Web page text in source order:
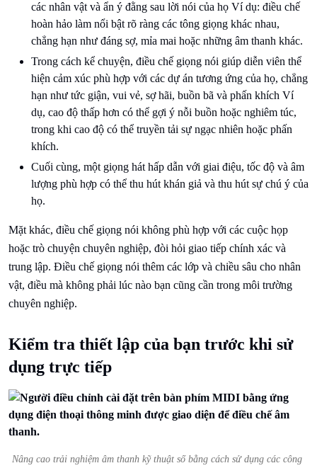
các nhân vật và ẩn ý đằng sau lời nói của họ Ví dụ: điều chế
hoàn hảo làm nổi bật rõ ràng các tông giọng khác nhau,
chẳng hạn như đáng sợ, mỉa mai hoặc những âm thanh khác.
Trong cách kể chuyện, điều chế giọng nói giúp diễn viên thể
hiện cảm xúc phù hợp với các dự án tương ứng của họ, chẳng
hạn như tức giận, vui vẻ, sợ hãi, buồn bã và phấn khích Ví
dụ, cao độ thấp hơn có thể gợi ý nỗi buồn hoặc nghiêm túc,
trong khi cao độ có thể truyền tải sự ngạc nhiên hoặc phấn
khích.
Cuối cùng, một giọng hát hấp dẫn với giai điệu, tốc độ và âm
lượng phù hợp có thể thu hút khán giả và thu hút sự chú ý của
họ.
Mặt khác, điều chế giọng nói không phù hợp với các cuộc họp
hoặc trò chuyện chuyên nghiệp, đòi hỏi giao tiếp chính xác và
trung lập. Điều chế giọng nói thêm các lớp và chiều sâu cho nhân
vật, điều mà không phải lúc nào bạn cũng cần trong môi trường
chuyên nghiệp.
Kiểm tra thiết lập của bạn trước khi sử
dụng trực tiếp
Nâng cao trải nghiệm âm thanh kỹ thuật số bằng cách sử dụng các công